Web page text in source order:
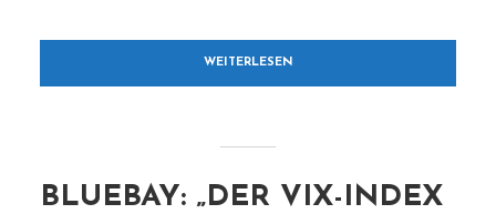
WEITERLESEN
BLUEBAY: „DER VIX-INDEX